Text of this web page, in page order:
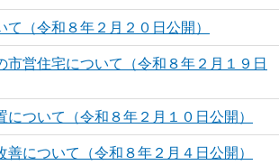
て（令和８年２月２０日公開）
市営住宅について（令和８年２月１９日
について（令和８年２月１０日公開）
善について（令和８年２月４日公開）